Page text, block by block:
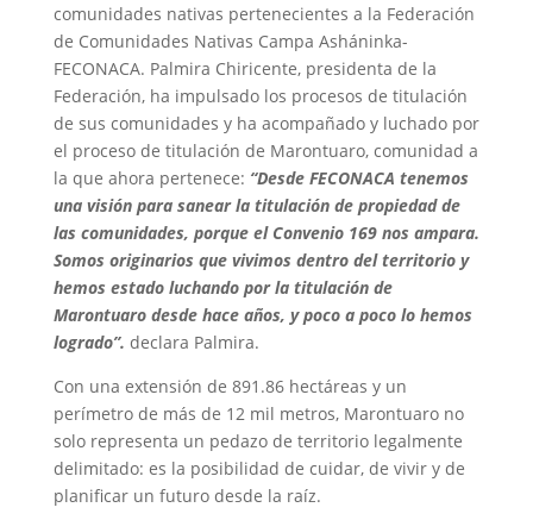
comunidades nativas pertenecientes a la Federación
de Comunidades Nativas Campa Asháninka-
FECONACA. Palmira Chiricente, presidenta de la
Federación, ha impulsado los procesos de titulación
de sus comunidades y ha acompañado y luchado por
el proceso de titulación de Marontuaro, comunidad a
la que ahora pertenece: “Desde FECONACA tenemos
una visión para sanear la titulación de propiedad de
las comunidades, porque el Convenio 169 nos ampara.
Somos originarios que vivimos dentro del territorio y
hemos estado luchando por la titulación de
Marontuaro desde hace años, y poco a poco lo hemos
logrado”. declara Palmira.
Con una extensión de 891.86 hectáreas y un
perímetro de más de 12 mil metros, Marontuaro no
solo representa un pedazo de territorio legalmente
delimitado: es la posibilidad de cuidar, de vivir y de
planificar un futuro desde la raíz.